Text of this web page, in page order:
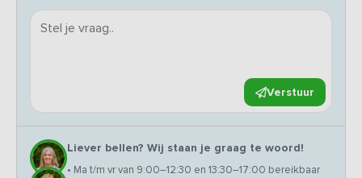
Verstuur
Liever bellen? Wij staan je graag te woord!
• Ma t/m vr van 9:00–12:30 en 13:30–17:00 bereikbaar